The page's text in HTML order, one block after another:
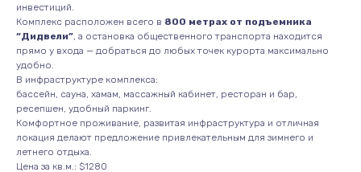
инвестиций.
Комплекс расположен всего в 800 метрах от подъемника
“Дидвели”, а остановка общественного транспорта находится
прямо у входа — добраться до любых точек курорта максимально
удобно.
В инфраструктуре комплекса:
бассейн, сауна, хамам, массажный кабинет, ресторан и бар,
ресепшен, удобный паркинг.
Комфортное проживание, развитая инфраструктура и отличная
локация делают предложение привлекательным для зимнего и
летнего отдыха.
Цена за кв.м.: $1280